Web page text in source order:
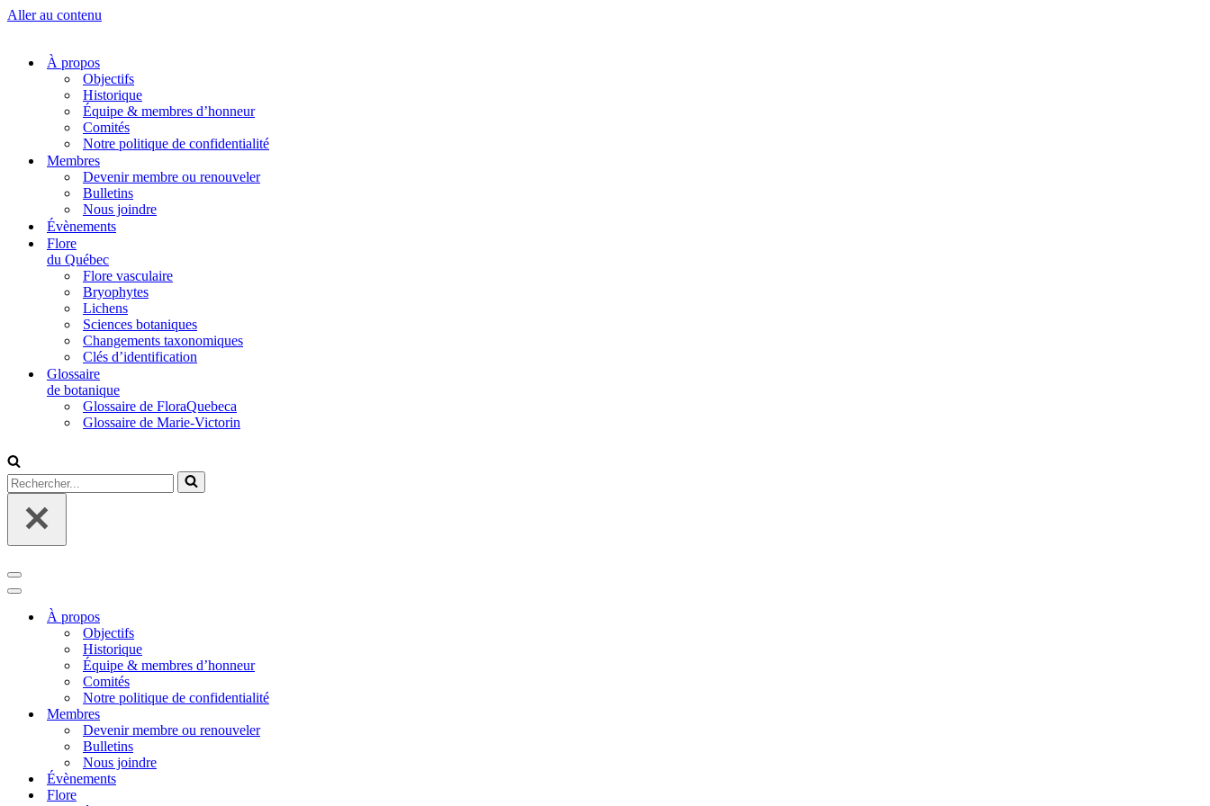
Aller au contenu
À propos
Objectifs
Historique
Équipe & membres d’honneur
Comités
Notre politique de confidentialité
Membres
Devenir membre ou renouveler
Bulletins
Nous joindre
Évènements
Flore
du Québec
Flore vasculaire
Bryophytes
Lichens
Sciences botaniques
Changements taxonomiques
Clés d’identification
Glossaire
de botanique
Glossaire de FloraQuebeca
Glossaire de Marie-Victorin
Rechercher...
Menu
de
navigation
Menu
navigationÀ propos
Objectifs
Historique
Équipe & membres d’honneur
Comités
Notre politique de confidentialité
Membres
Devenir membre ou renouveler
Bulletins
Nous joindre
Évènements
Flore